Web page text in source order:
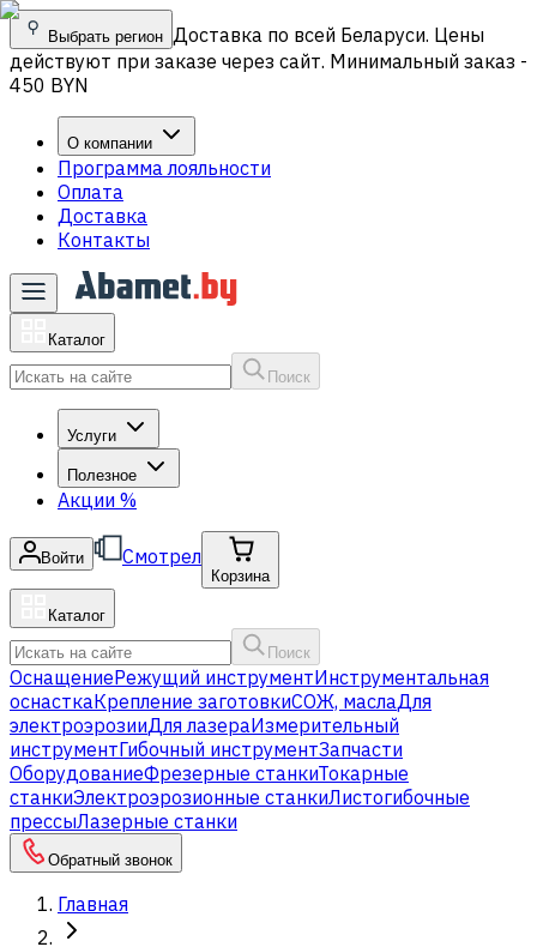
Выбрать регион Доставка по всей Беларуси. Цены
действуют при заказе через сайт. Минимальный заказ -
450 BYN
О компании
Программа лояльности
Оплата
Доставка
Контакты
Каталог
Поиск
Услуги
Полезное
Акции %
Войти Смотрел
Корзина
Каталог
Поиск
ОснащениеРежущий инструментИнструментальная
оснасткаКрепление заготовкиСОЖ, маслаДля
электроэрозииДля лазераИзмерительный
инструментГибочный инструментЗапчасти
ОборудованиеФрезерные станкиТокарные
станкиЭлектроэрозионные станкиЛистогибочные
прессыЛазерные станки
Обратный звонок
Главная